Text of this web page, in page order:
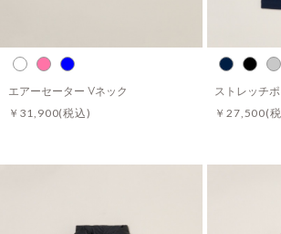
エアーセーター Vネック
￥31,900(税込)
ストレッチ
￥27,500(